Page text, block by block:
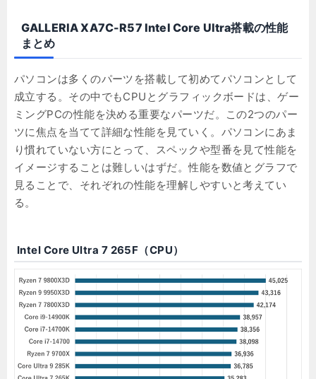
GALLERIA XA7C-R57 Intel Core Ultra搭載の性能
まとめ
パソコンは多くのパーツを搭載して初めてパソコンとして
成立する。その中でもCPUとグラフィックボードは、ゲー
ミングPCの性能を決める重要なパーツだ。この2つのパー
ツに焦点を当てて詳細な性能を見ていく。パソコンにあま
り慣れていない方にとって、スペックや型番を見て性能を
イメージすることは難しいはずだ。性能を数値とグラフで
見ることで、それぞれの性能を理解しやすいと考えてい
る。
Intel Core Ultra 7 265F（CPU）